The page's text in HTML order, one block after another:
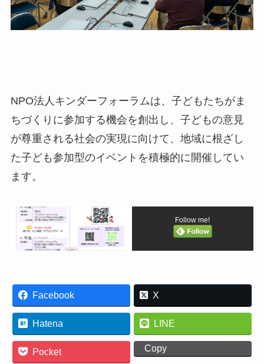
NPO法人キンダーフォーラムは、子どもたちがま
ちづくりに参加する機会を創出し、子どもの意見
が尊重される社会の実現に向けて、地域に根ざし
た子ども参加型のイベントを積極的に開催してい
ます。
Follow me!
Facebook X
Hatena LINE
Pocket Copy